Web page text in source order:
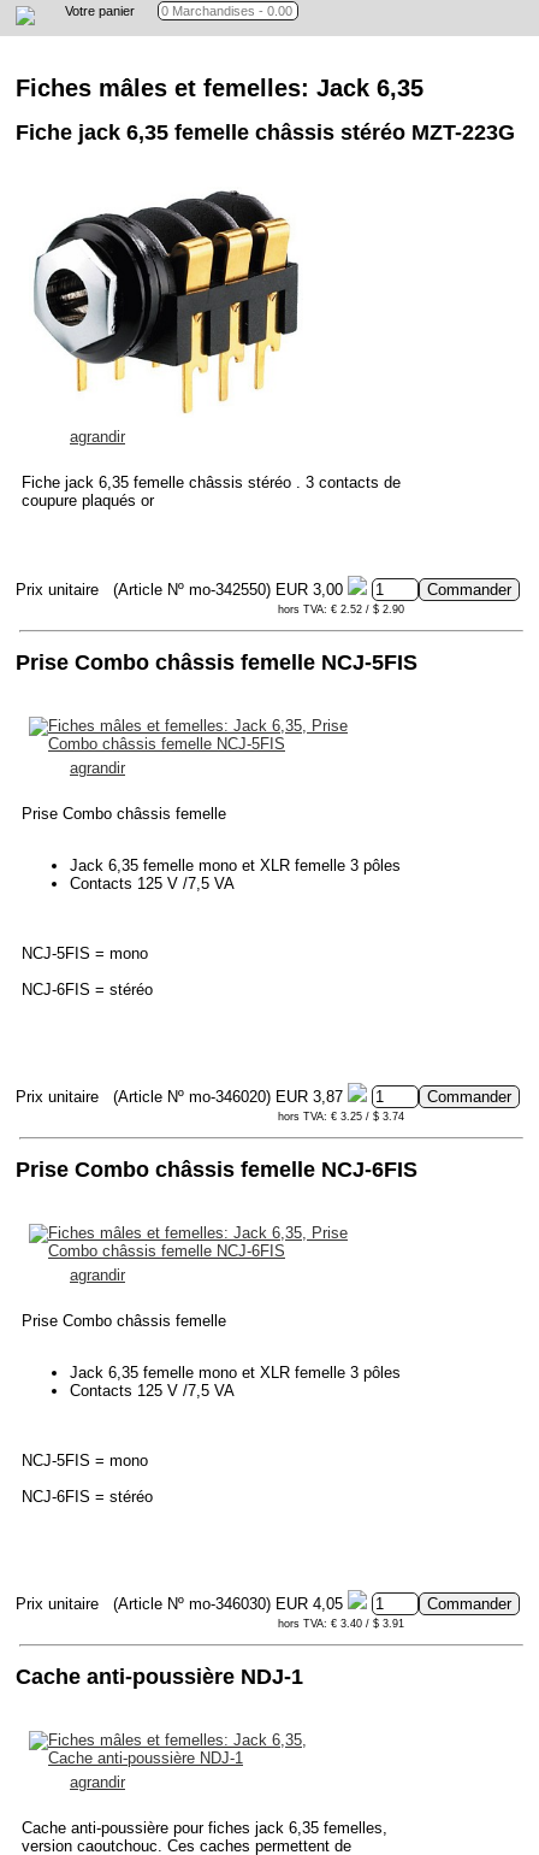
Votre panier
Fiches mâles et femelles: Jack 6,35
Fiche jack 6,35 femelle châssis stéréo MZT-223G
agrandir
Fiche jack 6,35 femelle châssis stéréo . 3 contacts de
coupure plaqués or
Prix unitaire (Article Nº mo-342550) EUR 3,00
hors TVA: € 2.52 / $ 2.90
Prise Combo châssis femelle NCJ-5FIS
agrandir
Prise Combo châssis femelle
Jack 6,35 femelle mono et XLR femelle 3 pôles
Contacts 125 V /7,5 VA
NCJ-5FIS = mono
NCJ-6FIS = stéréo
Prix unitaire (Article Nº mo-346020) EUR 3,87
hors TVA: € 3.25 / $ 3.74
Prise Combo châssis femelle NCJ-6FIS
agrandir
Prise Combo châssis femelle
Jack 6,35 femelle mono et XLR femelle 3 pôles
Contacts 125 V /7,5 VA
NCJ-5FIS = mono
NCJ-6FIS = stéréo
Prix unitaire (Article Nº mo-346030) EUR 4,05
hors TVA: € 3.40 / $ 3.91
Cache anti-poussière NDJ-1
agrandir
Cache anti-poussière pour fiches jack 6,35 femelles,
version caoutchouc. Ces caches permettent de